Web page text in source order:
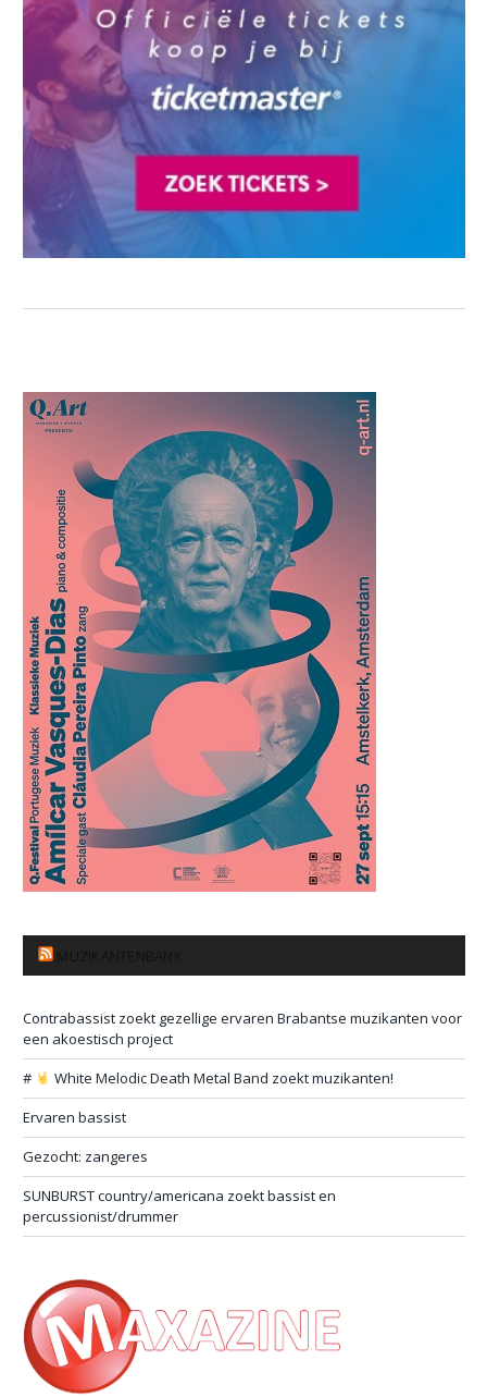
Contrabassist zoekt gezellige ervaren Brabantse muzikanten voor
een akoestisch project
#
White Melodic Death Metal Band zoekt muzikanten!
Ervaren bassist
Gezocht: zangeres
SUNBURST country/americana zoekt bassist en
percussionist/drummer